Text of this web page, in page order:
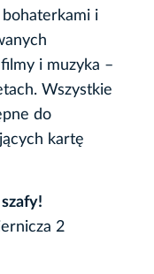
i
i muzyka –
Wszystkie
do
kartę
2